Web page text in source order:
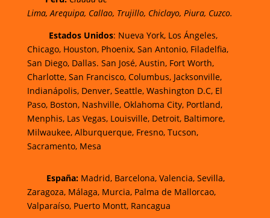
Lima, Arequipa, Callao, Trujillo, Chiclayo, Piura, Cuzco.
Estados Unidos: Nueva York, Los Ángeles,
Chicago, Houston, Phoenix, San Antonio, Filadelfia,
San Diego, Dallas. San José, Austin, Fort Worth,
Charlotte, San Francisco, Columbus, Jacksonville,
Indianápolis, Denver, Seattle, Washington D.C, El
Paso, Boston, Nashville, Oklahoma City, Portland,
Menphis, Las Vegas, Louisville, Detroit, Baltimore,
Milwaukee, Alburquerque, Fresno, Tucson,
Sacramento, Mesa
España: Madrid, Barcelona, Valencia, Sevilla,
Zaragoza, Málaga, Murcia, Palma de Mallorcao,
Valparaíso, Puerto Montt, Rancagua